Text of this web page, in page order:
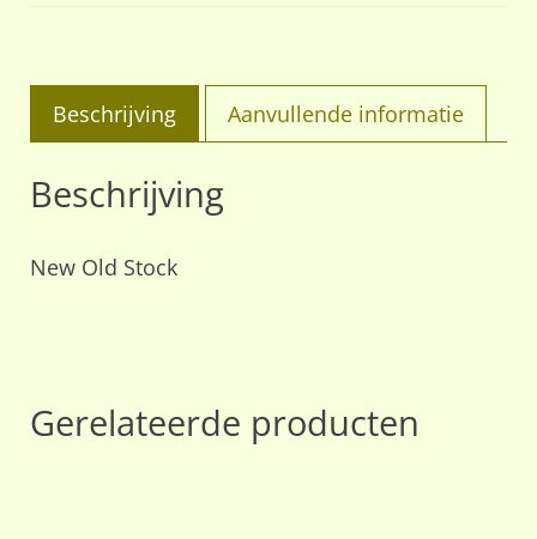
Beschrijving Aanvullende informatie
Beschrijving
New Old Stock
Gerelateerde producten